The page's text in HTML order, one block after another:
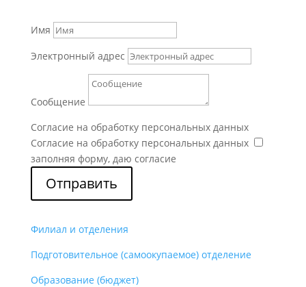
Имя
Электронный адрес
Сообщение
Согласие на обработку персональных данных
Согласие на обработку персональных данных
заполняя форму, даю согласие
Отправить
Филиал и отделения
Подготовительное (самоокупаемое) отделение
Образование (бюджет)